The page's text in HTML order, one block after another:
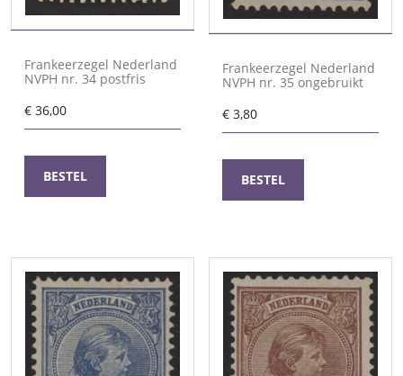
Frankeerzegel Nederland
NVPH nr. 34 postfris
€ 36,00
BESTEL
Frankeerzegel Nederland
NVPH nr. 35 ongebruikt
€ 3,80
BESTEL